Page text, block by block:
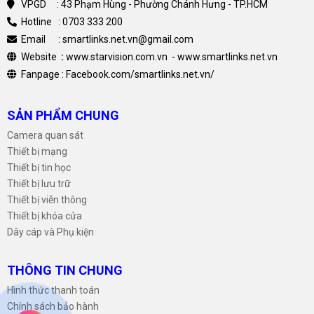
1.75 A
(g)
660 g
AiMesh AiMesh : Không
Ứng dụng Router
Game
Alexa
IFTTT
VPGD : 43 Phạm Hùng - Phường Chánh Hưng - TP.HCM
Hotline : 0703 333 200
Email : smartlinks.net.vn@gmail.com
Website : www.starvision.com.vn - www.smartlinks.net.vn
Fanpage : Facebook.com/smartlinks.net.vn/
SẢN PHẨM CHUNG
Camera quan sát
Thiết bị mạng
Thiết bị tin học
Thiết bị lưu trữ
Thiết bị viễn thông
Thiết bị khóa cửa
Dây cáp và Phụ kiện
THÔNG TIN CHUNG
Hình thức thanh toán
Chính sách bảo hành